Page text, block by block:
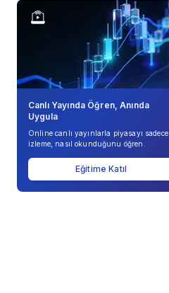
Canlı Yayında Öğren, Anında
Uygula
Online canlı yayınlarla piyasayı sadece
izleme, nasıl okunduğunu öğren.
Eğitime Katıl